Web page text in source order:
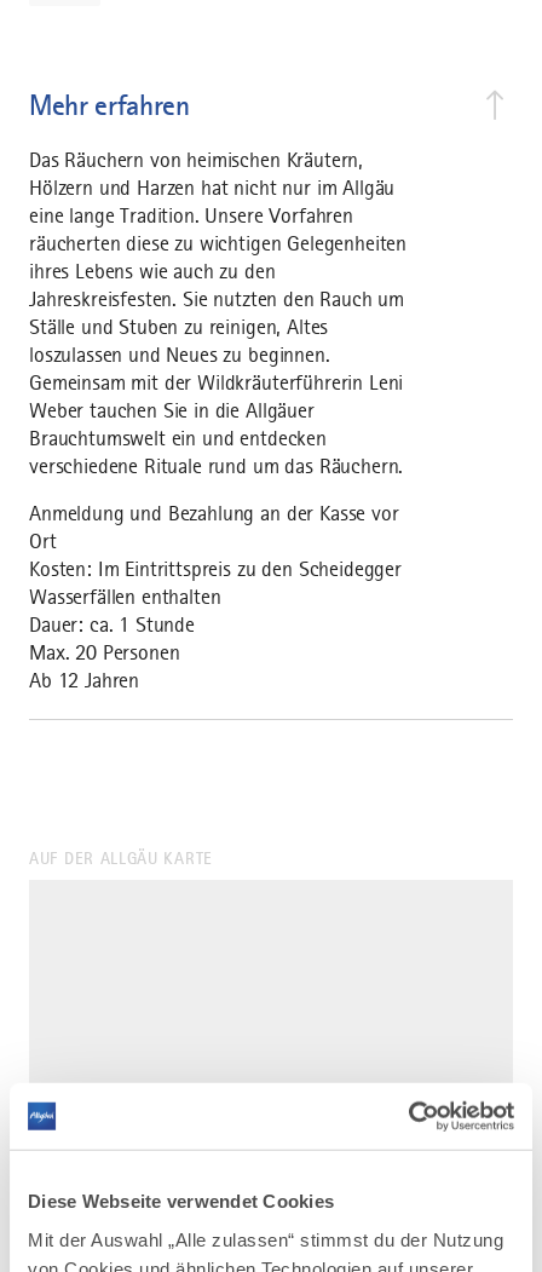
Diese Webseite verwendet Cookies
Mit der Auswahl „Alle zulassen“ stimmst du der Nutzung
Mehr erfahren
Das Räuchern von heimischen Kräutern,
Hölzern und Harzen hat nicht nur im Allgäu
eine lange Tradition. Unsere Vorfahren
räucherten diese zu wichtigen Gelegenheiten
ihres Lebens wie auch zu den
Jahreskreisfesten. Sie nutzten den Rauch um
Ställe und Stuben zu reinigen, Altes
loszulassen und Neues zu beginnen.
Gemeinsam mit der Wildkräuterführerin Leni
Weber tauchen Sie in die Allgäuer
Brauchtumswelt ein und entdecken
verschiedene Rituale rund um das Räuchern.
Anmeldung und Bezahlung an der Kasse vor
Ort
Kosten: Im Eintrittspreis zu den Scheidegger
Wasserfällen enthalten
Dauer: ca. 1 Stunde
Max. 20 Personen
Ab 12 Jahren
AUF DER ALLGÄU KARTE